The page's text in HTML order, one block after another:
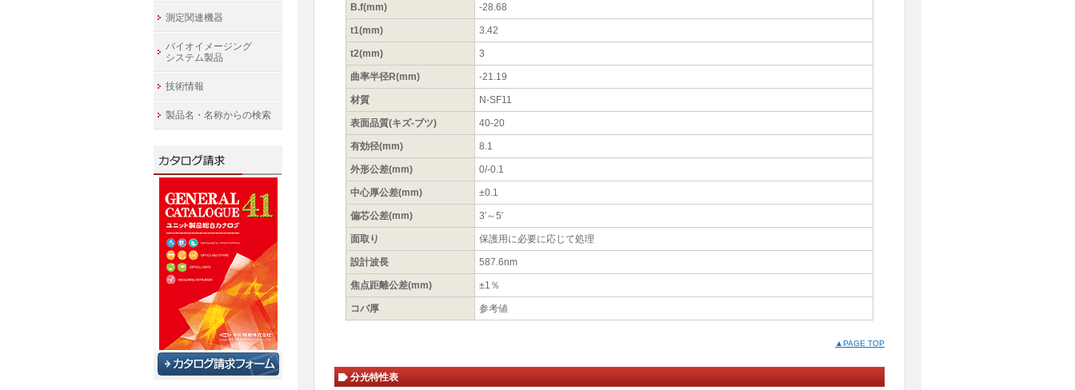
B.f(mm) -28.68
t1(mm) 3.42
t2(mm) 3
曲率半径R(mm) -21.19
材質 N-SF11
表面品質(キズ-ブツ) 40-20
有効径(mm) 8.1
外形公差(mm) 0/-0.1
中心厚公差(mm) ±0.1
偏芯公差(mm) 3′～5′
面取り 保護用に必要に応じて処理
設計波長 587.6nm
焦点距離公差(mm) ±1％
コバ厚 参考値
▲PAGE TOP
分光特性表
測定関連機器
バイオイメージング
システム製品
技術情報
製品名・名称からの検索